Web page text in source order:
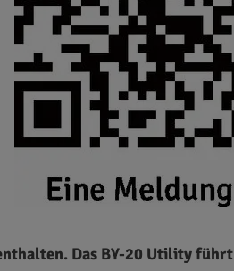
Das BY-20 Utility führt